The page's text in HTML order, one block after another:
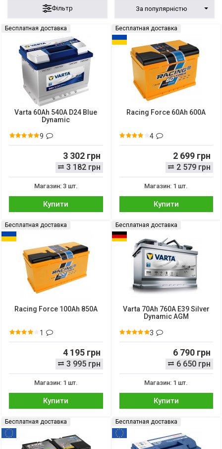
Фільтр За популярністю
Бесплатная доставка
Varta 60Ah 540A D24 Blue
Dynamic
9
3 302 грн
3 182 грн
Магазин: 3 шт.
Купити
Бесплатная доставка
Racing Force 60Ah 600A
4
2 699 грн
2 579 грн
Магазин: 1 шт.
Купити
Бесплатная доставка
Racing Force 100Ah 850A
1
4 195 грн
3 995 грн
Магазин: 1 шт.
Купити
Бесплатная доставка
Varta 70Ah 760A E39 Silver
Dynamic AGM
3
6 790 грн
6 650 грн
Магазин: 1 шт.
Купити
Бесплатная доставка Бесплатная доставка